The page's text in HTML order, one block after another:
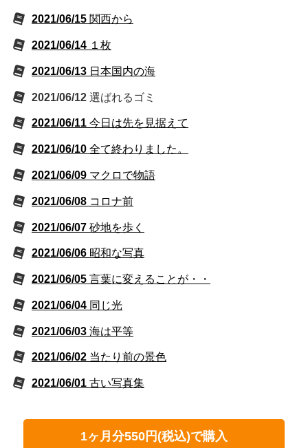
2021/06/15 関西から
2021/06/14 １枚
2021/06/13 日本国内の海
2021/06/12 選ばれるゴミ
2021/06/11 今日は先を見据えて
2021/06/10 全て終わりました。
2021/06/09 マクロで物語
2021/06/08 コロナ前
2021/06/07 砂地を歩く
2021/06/06 昭和な写真
2021/06/05 言葉に変えることが・・
2021/06/04 同じ光
2021/06/03 海は平等
2021/06/02 当たり前の景色
2021/06/01 古い写真集
1ヶ月分550円(税込)で購入